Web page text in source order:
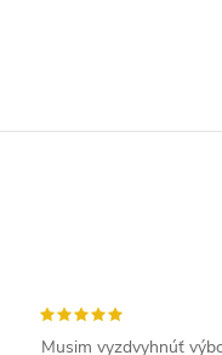
Musim vyzdvyhnúť